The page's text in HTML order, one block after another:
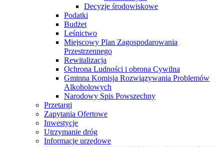
Decyzje środowiskowe
Podatki
Budżet
Leśnictwo
Miejscowy Plan Zagospodarowania
Przestrzennego
Rewitalizacja
Ochrona Ludności i obrona Cywilna
Gminna Komisja Rozwiązywania Problemów
Alkoholowych
Narodowy Spis Powszechny
Przetargi
Zapytania Ofertowe
Inwestycje
Utrzymanie dróg
Informacje urzędowe